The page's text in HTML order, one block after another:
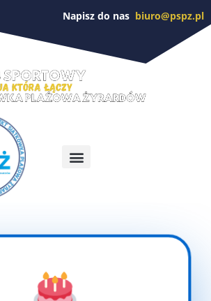
Napisz do nas biuro@pspz.pl